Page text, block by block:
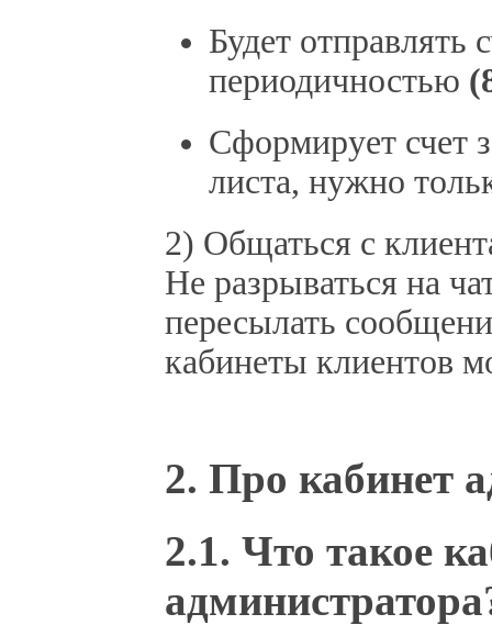
Будет отправлять
периодичностью
Сформирует счет
листа, нужно
2) Общаться с
Не разрываться на
пересылать
кабинеты клиентов
2. Про кабинет
2.1. Что такое